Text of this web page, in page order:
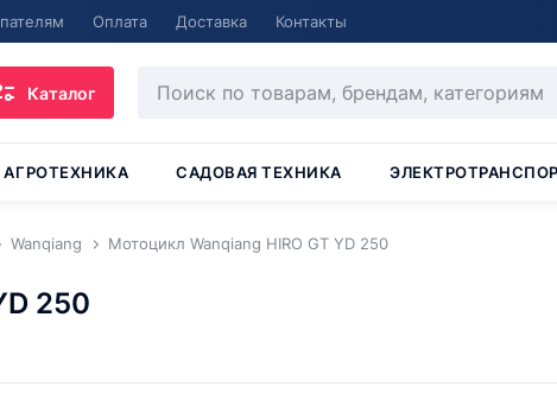
Оплата Доставка Контакты
Каталог
АГРОТЕХНИКА САДОВАЯ ТЕХНИКА
Wanqiang Мотоцикл Wanqiang HIRO GT YD 250
250